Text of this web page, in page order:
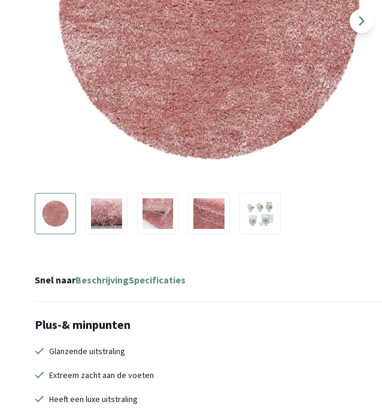
Snel naarBeschrijvingSpecificaties
Plus-& minpunten
Glanzende uitstraling
Extreem zacht aan de voeten
Heeft een luxe uitstraling